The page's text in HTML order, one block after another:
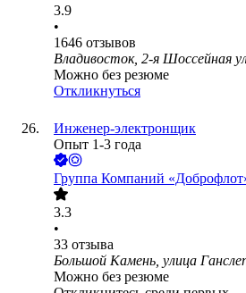
3.9
•
1646 отзывов
Владивосток, 2-я Шоссейная
Можно без резюме
Откликнуться
Инженер-электронщик
Опыт 1-3 года
Группа Компаний
3.3
•
33 отзыва
Большой Камень, улица
Можно без резюме